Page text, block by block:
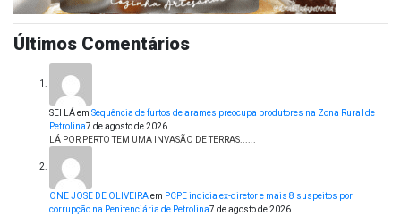
Últimos Comentários
SEI LÁem Sequência de furtos de arames preocupa produtores na Zona Rural de
Petrolina7 de agosto de 2026
LÁ POR PERTO TEM UMA INVASÃO DE TERRAS......
ONE JOSE DE OLIVEIRAem PCPE indicia ex-diretor e mais 8 suspeitos por
corrupção na Penitenciária de Petrolina7 de agosto de 2026